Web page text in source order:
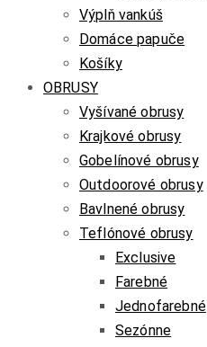
Výplň vankúš
Domáce papuče
Košíky
OBRUSY
Vyšívané obrusy
Krajkové obrusy
Gobelínové obrusy
Outdoorové obrusy
Bavlnené obrusy
Teflónové obrusy
Exclusive
Farebné
Jednofarebné
Sezónne